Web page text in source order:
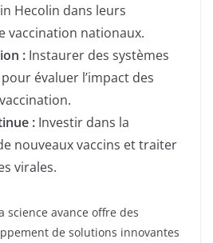
Hecolin dans leurs
vaccination nationaux.
: Instaurer des systèmes
évaluer l’impact des
: Investir dans la
nouveaux vaccins et traiter
virales.
science avance offre des
de solutions innovantes